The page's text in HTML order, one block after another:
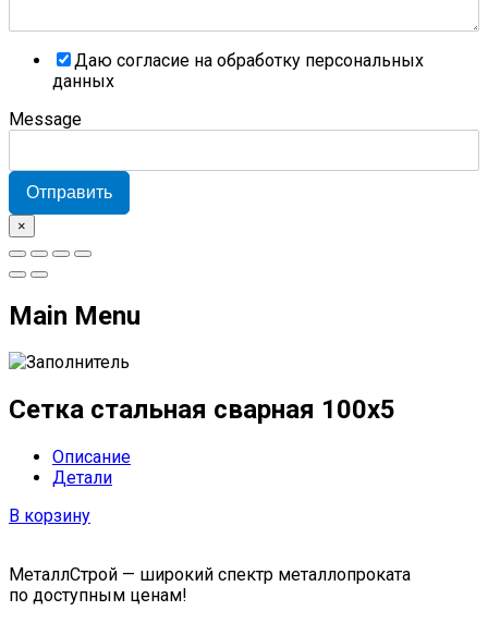
Даю согласие на обработку персональных
данных
Message
Отправить
×
Main Menu
Сетка стальная сварная 100x5
Описание
Детали
В корзину
МеталлСтрой — широкий спектр металлопроката
по доступным ценам!